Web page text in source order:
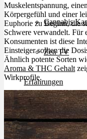
Cannabis
Zen TV
Erfahrungen
Login
Muskelentspannung,
Körpergefühl und einer
Euphorie zu Beginn, die
Schwere verwandelt. Für
Konsumenten ist diese
Einsteiger sollten die
Ähnlich potente Sorten
Aroma & THC Gehalt
Wirkprofile.